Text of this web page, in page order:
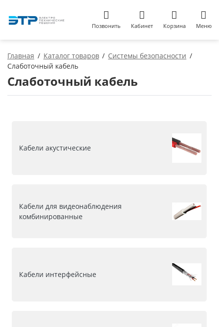
Позвонить Кабинет Корзина Меню
Главная Каталог товаров
Системы безопасности
Слаботочный кабель
Слаботочный кабель
Кабели акустические
Кабели для видеонаблюдения
комбинированные
Кабели интерфейсные